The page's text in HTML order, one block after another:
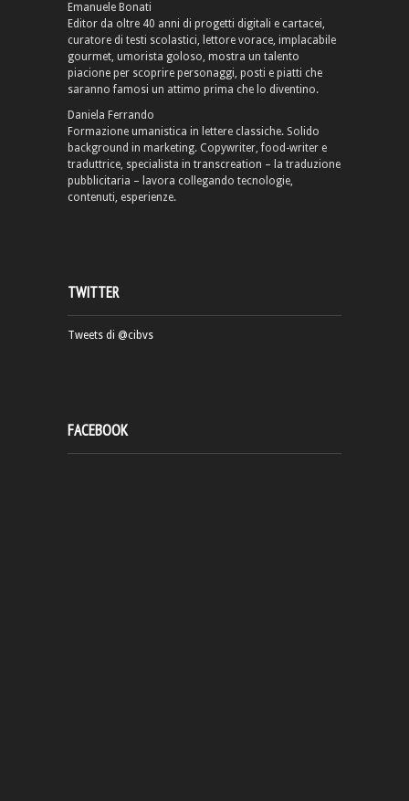
Emanuele Bonati
Editor da oltre 40 anni di progetti digitali e cartacei,
curatore di testi scolastici, lettore vorace, implacabile
gourmet, umorista goloso, mostra un talento
piacione per scoprire personaggi, posti e piatti che
saranno famosi un attimo prima che lo diventino.
Daniela Ferrando
Formazione umanistica in lettere classiche. Solido
background in marketing. Copywriter, food-writer e
traduttrice, specialista in transcreation – la traduzione
pubblicitaria – lavora collegando tecnologie,
contenuti, esperienze.
TWITTER
Tweets di @cibvs
FACEBOOK